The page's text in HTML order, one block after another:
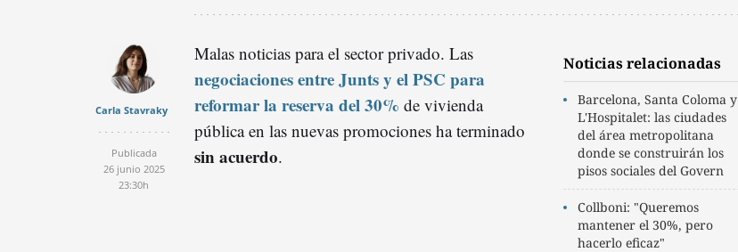
Carla Stavraky
Publicada
26 junio 2025
23:30h
Noticias relacionadas
Barcelona, Santa Coloma y
L'Hospitalet: las ciudades
del área metropolitana
donde se construirán los
pisos sociales del Govern
Collboni: "Queremos
mantener el 30%, pero
hacerlo eficaz"
Malas noticias para el sector privado. Las
negociaciones entre Junts y el PSC para
reformar la reserva del 30% de vivienda
pública en las nuevas promociones ha terminado
sin acuerdo.